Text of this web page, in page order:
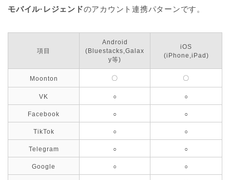
モバイル·レジェンドのアカウント連携パターンです。
項目
Android
(Bluestacks,Galax
y等)
iOS
(iPhone,iPad)
Moonton 〇 〇
VK ○ ○
Facebook ○ ○
TikTok ○ ○
Telegram ○ ○
Google ○ ○